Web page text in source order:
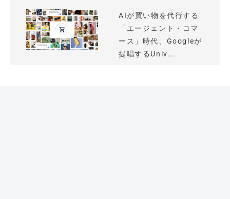
AIが買い物を代行する
「エージェント・コマ
ース」時代、Googleが
提唱するUniv...